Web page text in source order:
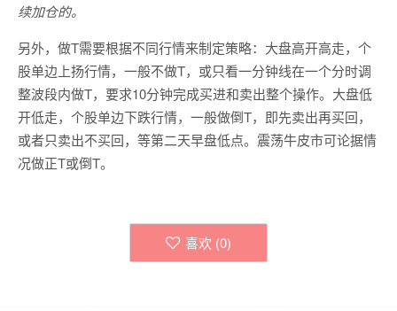
续加仓的。
另外，做T需要根据不同行情来制定策略：大盘高开高走，个
股单边上扬行情，一般不做T，或只看一分钟线在一个分时调
整波段内做T，要求10分钟完成买进和卖出整个操作。大盘低
开低走，个股单边下跌行情，一般做倒T，即先卖出再买回，
或者只卖出不买回，等第二天早盘低点。震荡牛皮市可论据情
况做正T或倒T。
喜欢 (0)